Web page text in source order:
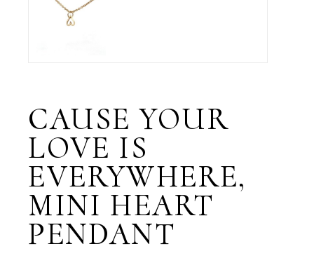
CAUSE YOUR
LOVE IS
EVERYWHERE,
MINI HEART
PENDANT